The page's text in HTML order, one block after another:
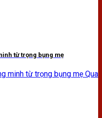
từ trọng bụng mẹ
minh từ trọng bụng mẹ Qua